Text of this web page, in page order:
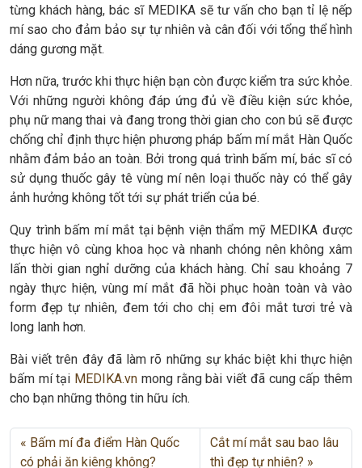
từng khách hàng, bác sĩ MEDIKA sẽ tư vấn cho bạn tỉ lệ nếp
mí sao cho đảm bảo sự tự nhiên và cân đối với tổng thể hình
dáng gương mặt.
Hơn nữa, trước khi thực hiện bạn còn được kiểm tra sức khỏe.
Với những người không đáp ứng đủ về điều kiện sức khỏe,
phụ nữ mang thai và đang trong thời gian cho con bú sẽ được
chống chỉ định thực hiện phương pháp bấm mí mắt Hàn Quốc
nhằm đảm bảo an toàn. Bởi trong quá trình bấm mí, bác sĩ có
sử dụng thuốc gây tê vùng mí nên loại thuốc này có thể gây
ảnh hưởng không tốt tới sự phát triển của bé.
Quy trình bấm mí mắt tại bệnh viện thẩm mỹ MEDIKA được
thực hiện vô cùng khoa học và nhanh chóng nên không xâm
lấn thời gian nghỉ dưỡng của khách hàng. Chỉ sau khoảng 7
ngày thực hiện, vùng mí mắt đã hồi phục hoàn toàn và vào
form đẹp tự nhiên, đem tới cho chị em đôi mắt tươi trẻ và
long lanh hơn.
Bài viết trên đây đã làm rõ những sự khác biệt khi thực hiện
bấm mí tại MEDIKA.vn mong rằng bài viết đã cung cấp thêm
cho bạn những thông tin hữu ích.
Bấm mí đa điểm Hàn Quốc
có phải ăn kiêng không?
Cắt mí mắt sau bao lâu
thì đẹp tự nhiên?